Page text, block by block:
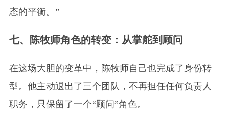
态的平衡。”
七、陈牧师角色的转变：从掌舵到顾问
在这场大胆的变革中，陈牧师自己也完成了身份转
型。他主动退出了三个团队，不再担任任何负责人
职务，只保留了一个“顾问”角色。